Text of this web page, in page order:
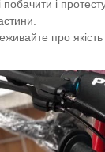
і
про якість